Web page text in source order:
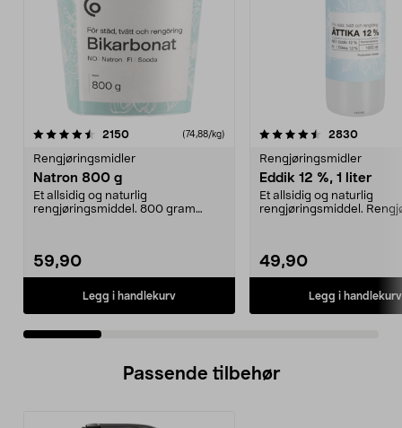
2150anmeldelser(74,88/kg)
Rengjøringsmidler
Natron 800 g
Et allsidig og naturlig
rengjøringsmiddel. 800 gram
59,90
Legg i handlekurv
4.5 av 5 stjerner 2830
Rengjøringsmidler
Eddik 12 %, 1 liter
Et allsidig og naturlig
rengjøringsmiddel.
49,90
Legg i handlekurv
4.5 av 5 stjerner
Passende tilbehør